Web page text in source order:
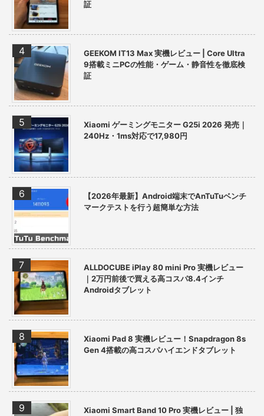
証
GEEKOM IT13 Max 実機レビュー | Core Ultra
9搭載ミニPCの性能・ゲーム・静音性を徹底検
証
Xiaomi ゲーミングモニター G25i 2026 発売｜
240Hz・1ms対応で17,980円
【2026年最新】Android端末でAnTuTuベンチ
マークテストを行う超簡単な方法
ALLDOCUBE iPlay 80 mini Pro 実機レビュー
｜2万円前後で買える高コスパ8.4インチ
Androidタブレット
Xiaomi Pad 8 実機レビュー！Snapdragon 8s
Gen 4搭載の高コスパハイエンドタブレット
Xiaomi Smart Band 10 Pro 実機レビュー | 独